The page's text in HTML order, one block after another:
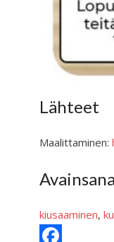
Lähteet
Maalittaminen:
kiusaaminen,